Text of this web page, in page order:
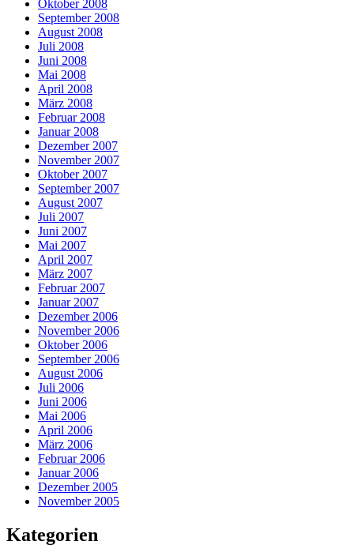
Oktober 2008
September 2008
August 2008
Juli 2008
Juni 2008
Mai 2008
April 2008
März 2008
Februar 2008
Januar 2008
Dezember 2007
November 2007
Oktober 2007
September 2007
August 2007
Juli 2007
Juni 2007
Mai 2007
April 2007
März 2007
Februar 2007
Januar 2007
Dezember 2006
November 2006
Oktober 2006
September 2006
August 2006
Juli 2006
Juni 2006
Mai 2006
April 2006
März 2006
Februar 2006
Januar 2006
Dezember 2005
November 2005
Kategorien